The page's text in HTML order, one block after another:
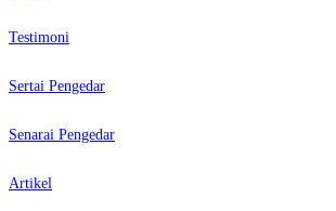
Testimoni
Sertai Pengedar
Senarai Pengedar
Artikel